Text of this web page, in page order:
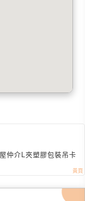
仲介L夾塑膠包裝吊卡